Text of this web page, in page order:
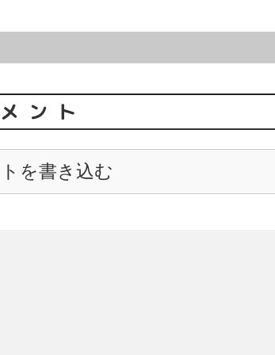
ント
を書き込む